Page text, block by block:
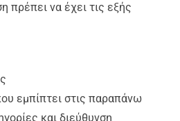
πρέπει να έχει τις εξής
εμπίπτει στις παραπάνω
και διεύθυνση